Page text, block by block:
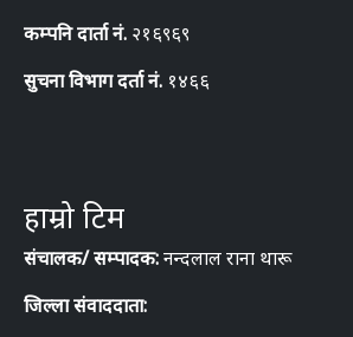
कम्पनि दार्ता नं. २१६९६९
सुचना विभाग दर्ता नं. १४६६
हाम्रो टिम
संचालक/ सम्पादक:नन्दलाल राना थारू
जिल्ला संवाददाता: